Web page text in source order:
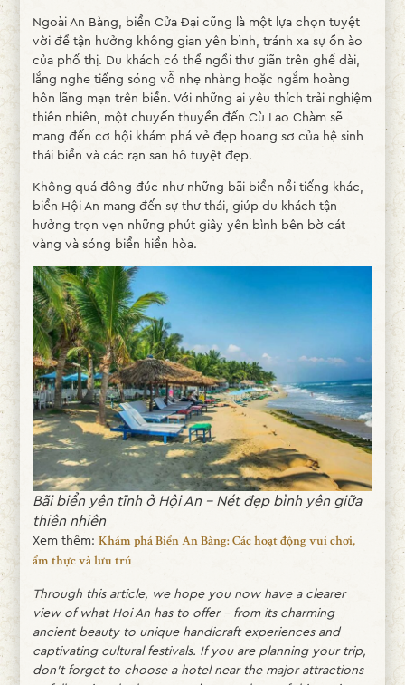
Ngoài An Bàng, biển Cửa Đại cũng là một lựa chọn tuyệt
vời để tận hưởng không gian yên bình, tránh xa sự ồn ào
của phố thị. Du khách có thể ngồi thư giãn trên ghế dài,
lắng nghe tiếng sóng vỗ nhẹ nhàng hoặc ngắm hoàng
hôn lãng mạn trên biển. Với những ai yêu thích trải nghiệm
thiên nhiên, một chuyến thuyền đến Cù Lao Chàm sẽ
mang đến cơ hội khám phá vẻ đẹp hoang sơ của hệ sinh
thái biển và các rạn san hô tuyệt đẹp.
Không quá đông đúc như những bãi biển nổi tiếng khác,
biển Hội An mang đến sự thư thái, giúp du khách tận
hưởng trọn vẹn những phút giây yên bình bên bờ cát
vàng và sóng biển hiền hòa.
Bãi biển yên tĩnh ở Hội An – Nét đẹp bình yên giữa
thiên nhiên
Xem thêm: Khám phá Biển An Bàng: Các hoạt động vui chơi,
ẩm thực và lưu trú
Through this article, we hope you now have a clearer
view of what Hoi An has to offer – from its charming
ancient beauty to unique handicraft experiences and
captivating cultural festivals. If you are planning your trip,
don’t forget to choose a hotel near the major attractions